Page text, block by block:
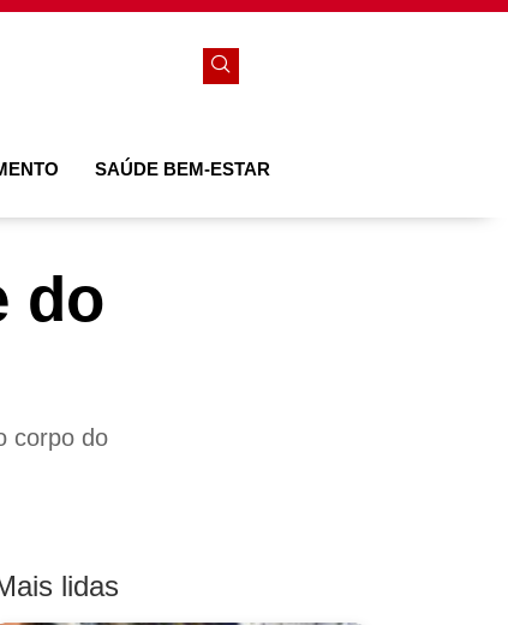
SAÚDE BEM-ESTAR
do
corpo do
lidas